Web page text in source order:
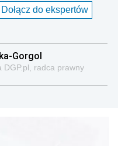
Dołącz do ekspertów
Gorgol
DGP.pl, radca prawny